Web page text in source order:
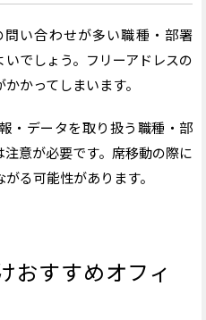
い合わせが多い職種・部署
でしょう。フリーアドレスの
かってしまいます。
・データを取り扱う職種・部
意が必要です。席移動の際に
る可能性があります。
おすすめオフィ